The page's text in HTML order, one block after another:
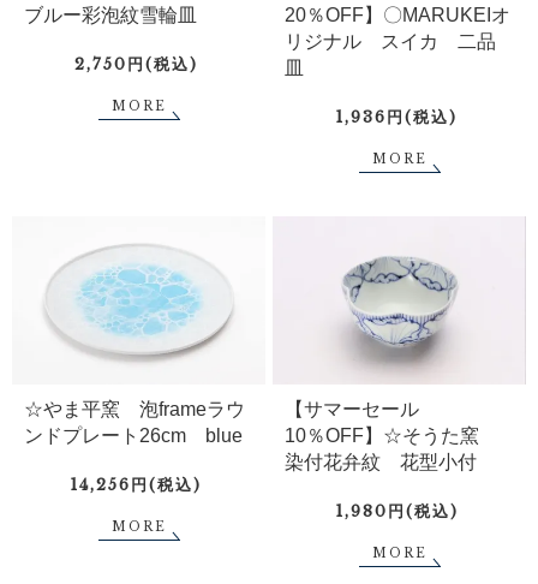
ブルー彩泡紋雪輪皿
2,750円(税込)
MORE
20％OFF】〇MARUKEIオ
リジナル スイカ 二品
皿
1,936円(税込)
MORE
☆やま平窯 泡frameラウ
ンドプレート26cm blue
14,256円(税込)
MORE
【サマーセール
10％OFF】☆そうた窯
染付花弁紋 花型小付
1,980円(税込)
MORE